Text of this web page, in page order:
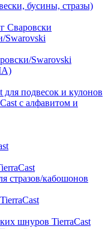
бусины, стразы)
Сваровски
Swarovski
Swarovski
для подвесок и кулонов
с алфавитом и
стразов/кабошонов
шнуров TierraCast